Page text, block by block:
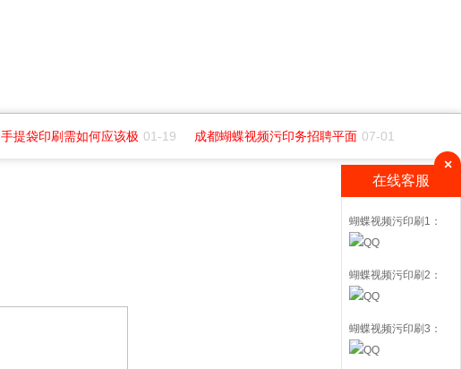
手提袋印刷需如何应该极 01-19 成都蝴蝶视频污印务招聘平面 07-01
在线客服
×
蝴蝶视频污印刷1：
蝴蝶视频污印刷2：
蝴蝶视频污印刷3：